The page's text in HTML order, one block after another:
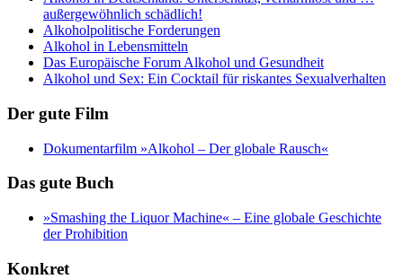
außergewöhnlich schädlich!
Alkoholpolitische Forderungen
Alkohol in Lebensmitteln
Das Europäische Forum Alkohol und Gesundheit
Alkohol und Sex: Ein Cocktail für riskantes Sexualverhalten
Der gute Film
Dokumentarfilm »Alkohol – Der globale Rausch«
Das gute Buch
»Smashing the Liquor Machine« ‒ Eine globale Geschichte
der Prohibition
Konkret